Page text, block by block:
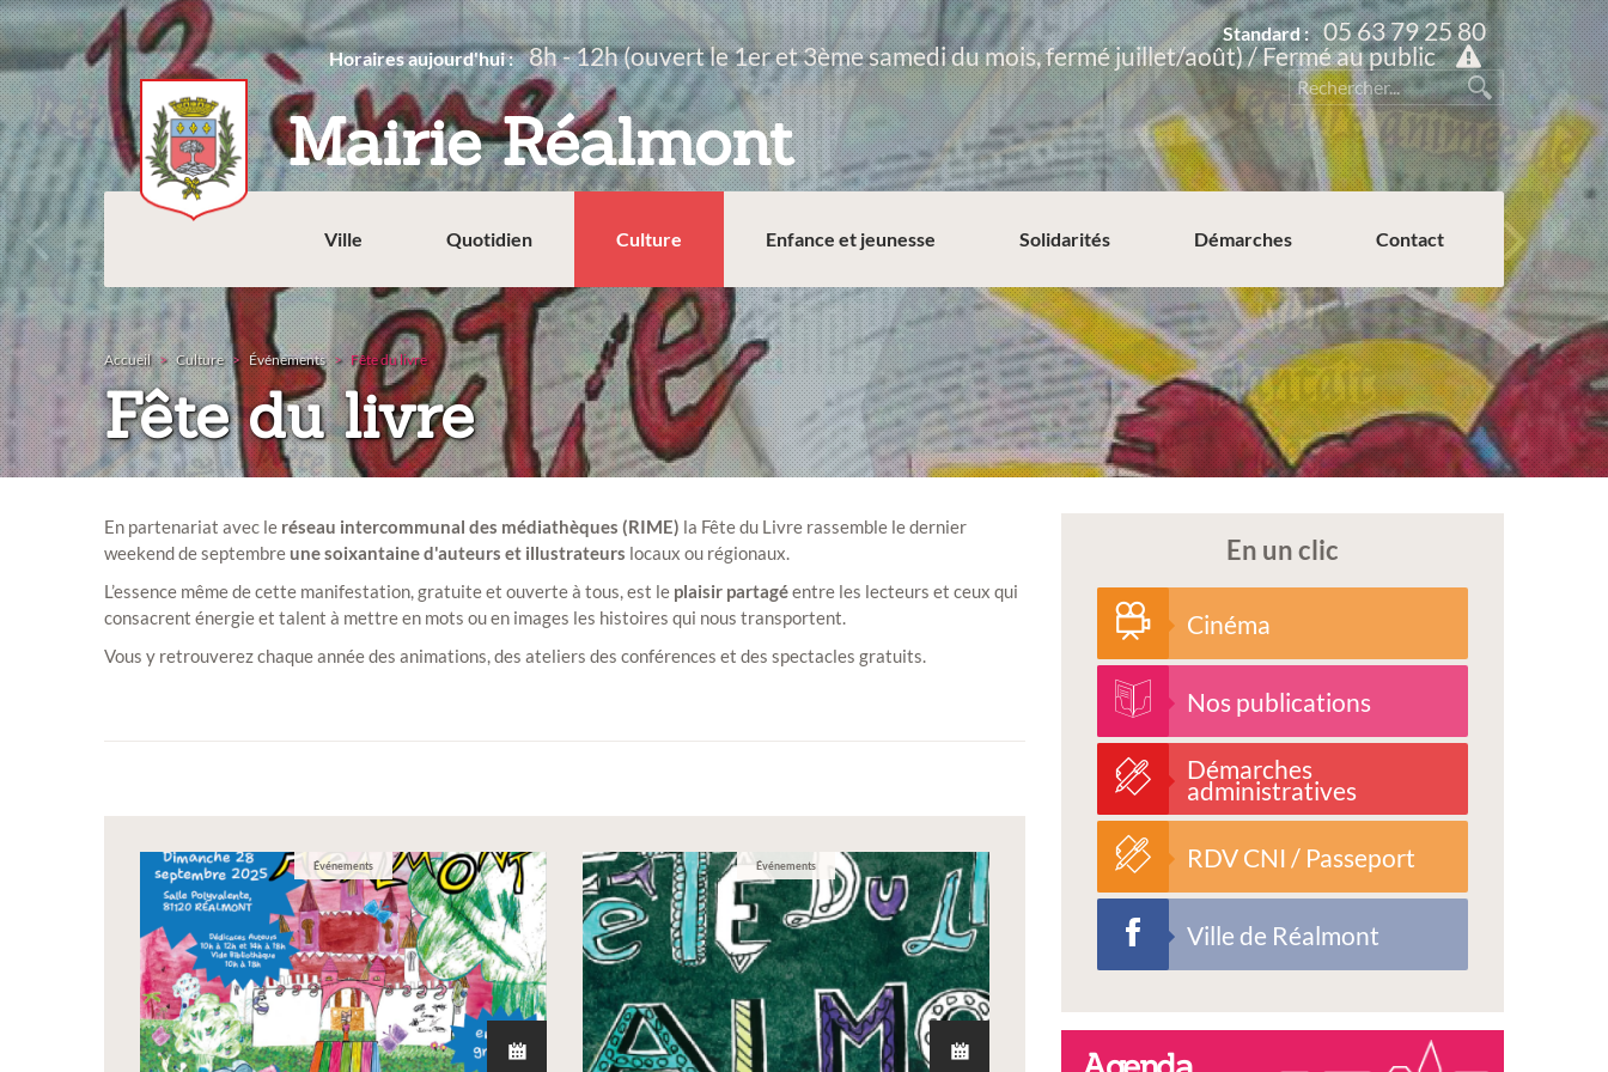
Aller
au
contenu
principal
Mairie Réalmont
Standard : 05 63 79 25 80
Horaires aujourd'hui : 8h - 12h (ouvert le 1er et 3ème samedi du mois, fermé juillet/août) / Fermé au public
Ville Quotidien Culture Enfance et jeunesse Solidarités Démarches Contact
Accueil Culture Événements Fête du livre
Fête du livre
En partenariat avec le réseau intercommunal des médiathèques (RIME) la Fête du Livre rassemble le dernier
weekend de septembreune soixantaine d'auteurs et illustrateurs locaux ou régionaux.
L’essence même de cette manifestation, gratuite et ouverte à tous, est le plaisir partagéentre les lecteurs et ceux qui
consacrent énergie et talent à mettre en mots ou en images les histoires qui nous transportent.
Vous y retrouverez chaque année des animations, des ateliers des conférences et des spectacles gratuits.
Événements Événements
En un clic
Cinéma
Nos publications
Démarches
administratives
RDV CNI / Passeport
Ville de Réalmont